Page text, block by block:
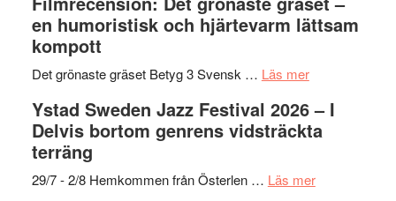
nya
titlar
årets
Shahab
Mehrabi
Filmstadens
stipendium
en humoristisk och hjärtevarm lättsam
kompott
Det grönaste gräset Betyg 3 Svensk … Läs merom
Det
grönaste
–
Ystad Sweden Jazz Festival 2026 – I
Delvis bortom genrens vidsträckta
terräng
29/7 - 2/8 Hemkommen från Österlen … Läs merom